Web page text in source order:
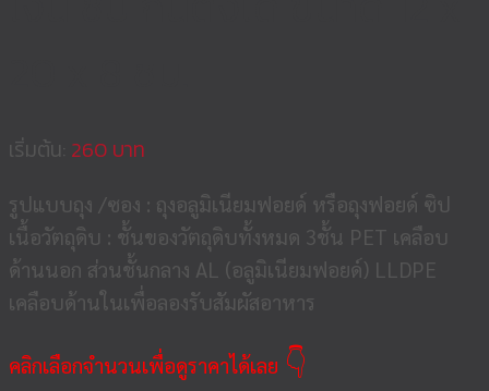
เริ่มต้น: 260
รูปแบบถุง /ซอง : ถุงอลูมิเนียมฟอยด์ หรือถุงฟอยด์ ซิป
เนื้อวัตถุดิบ : ชั้นของวัตถุดิบทั้งหมด 3ชั้น PET เคลือบ
ด้านนอก ส่วนชั้นกลาง AL (อลูมิเนียมฟอยด์) LLDPE
เคลือบด้านในเพื่อลองรับสัมผัสอาหาร
คลิกเลือกจำนวนเพื่อดูราคาได้เลย 👇